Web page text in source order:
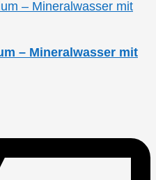
– Mineralwasser mit